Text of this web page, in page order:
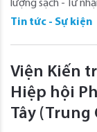
lượng sạch - Từ
Tin tức - Sự kiện
Viện Kiến
Hiệp hội
Tây (Trung